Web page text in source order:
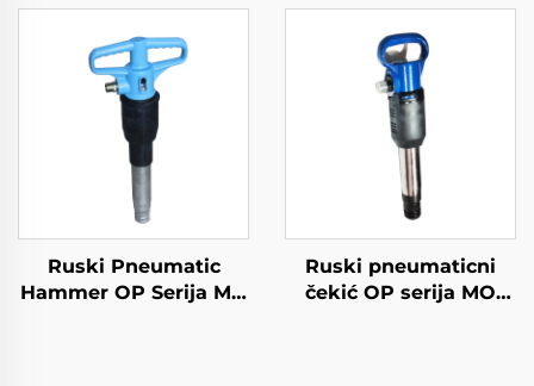
Ruski Pneumatic
Hammer OP Serija MO
Ruski pneumaticni
čekić OP serija MO